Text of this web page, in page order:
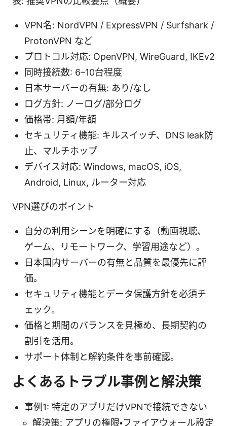
VPN名: NordVPN / ExpressVPN / Surfshark /
ProtonVPN など
プロトコル対応: OpenVPN, WireGuard, IKEv2
同時接続数: 6–10台程度
日本サーバーの有無: あり/なし
ログ方針: ノーログ/部分ログ
価格帯: 月額/年額
セキュリティ機能: キルスイッチ、DNS leak防
止、マルチホップ
デバイス対応: Windows, macOS, iOS,
Android, Linux, ルーター対応
VPN選びのポイント
自分の利用シーンを明確にする（動画視聴、
ゲーム、リモートワーク、学習用途など）。
日本国内サーバーの有無と品質を最優先に評
価。
セキュリティ機能とデータ保護方針を必須チ
ェック。
価格と期間のバランスを見極め、長期契約の
割引を活用。
サポート体制と解約条件を事前確認。
よくあるトラブル事例と解決策
事例1: 特定のアプリだけVPNで接続できない
解決策: アプリの権限・ファイアウォール設定